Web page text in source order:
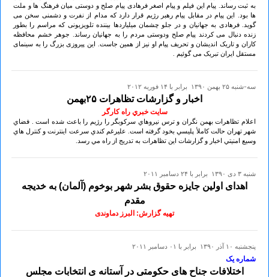
به ثبت رساند. پیام این فیلم و پیام اصغر فرهادی پیام صلح و دوستی میان فرهنگ ها و ملت
ها بود. این پیام در مقابل پیام رهبر رژیم قرار دارد که مدام از نفرت و دشمنی سخن می
گوید. فرهادی به جهانیان و در جلو چشمان میلیاردها بیننده تلویزیونی که مراسم را بطور
زنده دنبال می کردند پیام صلح ودوستی مردم را به جهانیان رساند. جوهر خشم محافظه
کاران و تاریک اندیشان و تحریف پیام او نیز از همین جاست. این پیروزی بزرگ را به سینمای
مستقل ایران تبریک می گوئیم .
سه-شنبه ۲۵ بهمن ۱۳۹۰ برابر با ۱۴ فوريه ۲۰۱۲
اخبار و گزارشات تظاهرات ۲۵بهمن
سايت خبري راه کارگر
اعلام تظاهرات بهمن نگران و ترس نيروهاي سرکوبگر را رژيم را باعث شده است . فضاي
شهر تهران حالت کاملأ پليسي بخود گرفته است. عليرغم کندي سرعت اينترنت و کنترل هاي
وسيع امنيتي اخبار و گزارشات اين تظاهرات به تدريج از راه مي رسد.
شنبه ۳ دی ۱۳۹۰ برابر با ۲۴ دسامبر ۲۰۱۱
اهدای اولین جایزه حقوق بشر شهر بوخوم (آلمان) به خدیجه
مقدم
تهیه گزارش: البرز دماوندی
پنجشنبه ۱۰ آذر ۱۳۹۰ برابر با ۰۱ دسامبر ۲۰۱۱
شماره یک
اختلافات جناح های حکومتی در آستانه ی انتخابات مجلس